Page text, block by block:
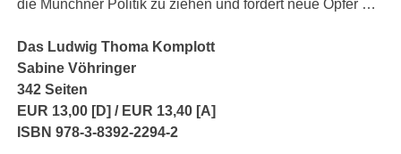
die Münchner Politik zu ziehen und fordert neue Opfer …
Das Ludwig Thoma Komplott
Sabine Vöhringer
342Seiten
EUR 13,00 [D] / EUR 13,40 [A]
ISBN 978-3-8392-2294-2